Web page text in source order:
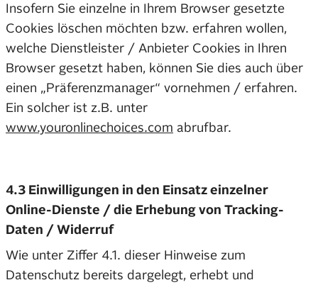
Insofern Sie einzelne in Ihrem Browser gesetzte
Cookies löschen möchten bzw. erfahren wollen,
welche Dienstleister / Anbieter Cookies in Ihren
Browser gesetzt haben, können Sie dies auch über
einen „Präferenzmanager“ vornehmen / erfahren.
Ein solcher ist z.B. unter
www.youronlinechoices.com abrufbar.
4.3 Einwilligungen in den Einsatz einzelner
Online-Dienste / die Erhebung von Tracking-
Daten / Widerruf
Wie unter Ziffer 4.1. dieser Hinweise zum
Datenschutz bereits dargelegt, erhebt und